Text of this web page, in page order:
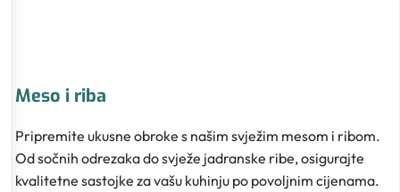
Meso i riba
Pripremite ukusne obroke s našim svježim mesom i ribom.
Od sočnih odrezaka do svježe jadranske ribe, osigurajte
kvalitetne sastojke za vašu kuhinju po povoljnim cijenama.